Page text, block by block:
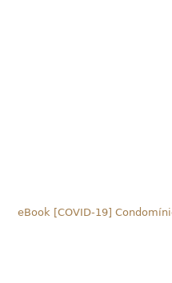
eBook [COVID-19]